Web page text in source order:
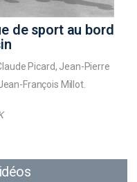
de sport au bord
Picard, Jean-Pierre
François Millot.